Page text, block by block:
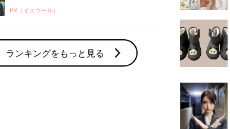
PR（イエウール）
ランキングをもっと見る